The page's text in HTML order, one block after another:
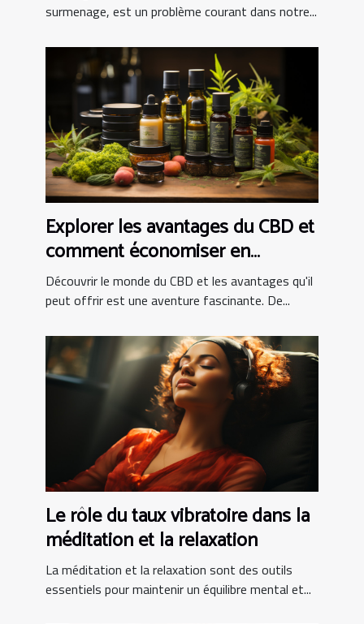
surmenage, est un problème courant dans notre...
Explorer les avantages du CBD et
comment économiser en
achetant en ligne
Découvrir le monde du CBD et les avantages qu'il
peut offrir est une aventure fascinante. De...
Le rôle du taux vibratoire dans la
méditation et la relaxation
La méditation et la relaxation sont des outils
essentiels pour maintenir un équilibre mental et...